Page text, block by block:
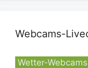
Webcams-
Wetter-